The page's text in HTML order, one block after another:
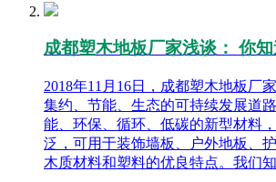
成都塑木地板厂家浅谈： 你
2018年11月16日，成都塑木地板厂
集约、节能、生态的可持续发展道
能、环保、循环、低碳的新型材料
泛，可用于装饰墙板、户外地板、
木质材料和塑料的优良特点。我们